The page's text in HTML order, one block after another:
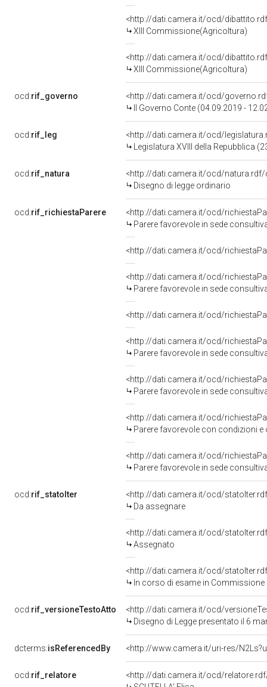
<http://dati.camera.it/ocd/
XIII Commissione(Agricoltura)
<http://dati.camera.it/ocd/
XIII Commissione(Agricoltura)
ocd:rif_governo
<http://dati.camera.it/ocd/
II Governo Conte (04.09.2019 -
ocd:rif_leg
<http://dati.camera.it/ocd/
Legislatura XVIII della Repubblica
ocd:rif_natura
<http://dati.camera.it/ocd/natura.rdf/
Disegno di legge ordinario
ocd:rif_richiestaParere
<http://dati.camera.it/ocd/
Parere favorevole in sede
<http://dati.camera.it/ocd/
<http://dati.camera.it/ocd/
Parere favorevole in sede
<http://dati.camera.it/ocd/
<http://dati.camera.it/ocd/
Parere favorevole in sede
<http://dati.camera.it/ocd/
Parere favorevole in sede
<http://dati.camera.it/ocd/
Parere favorevole con condizioni
<http://dati.camera.it/ocd/
Parere favorevole in sede
ocd:rif_statoIter
<http://dati.camera.it/ocd/
Da assegnare
<http://dati.camera.it/ocd/
Assegnato
<http://dati.camera.it/ocd/
In corso di esame in Commissione
ocd:rif_versioneTestoAtto
<http://dati.camera.it/ocd/
Disegno di Legge presentato il 6
dcterms:isReferencedBy <http://www.camera.it/uri-res/
ocd:rif_relatore
<http://dati.camera.it/ocd/